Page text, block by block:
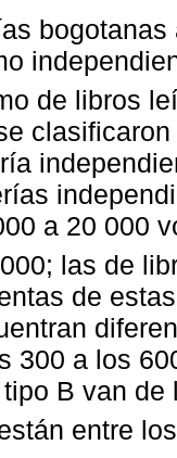
de libros
a 20 000
las de
de
300 a los
B van
entre